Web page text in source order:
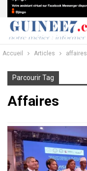
Accueil Articles affaires
Parcourir Tag
Affaires